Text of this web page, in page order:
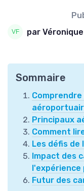
par
Sommaire
Principaux
Comment
Les défis
Impact des
l'expérience
Futur des